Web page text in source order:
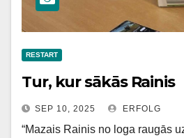
RESTART
Tur, kur sākās Rainis
SEP 10, 2025 ERFOLG
“Mazais Rainis no loga raugās